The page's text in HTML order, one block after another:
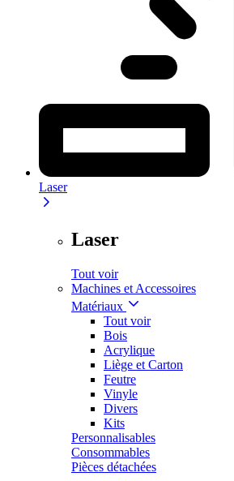
Laser
Laser
Tout voir
Machines et Accessoires
Matériaux
Tout voir
Bois
Acrylique
Liège et Carton
Feutre
Vinyle
Divers
Kits
Personnalisables
Consommables
Pièces détachées